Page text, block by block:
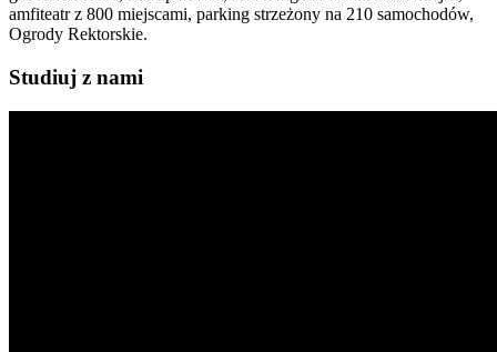
amfiteatr z 800 miejscami, parking strzeżony na 210 samochodów,
Ogrody Rektorskie.
Studiuj z nami